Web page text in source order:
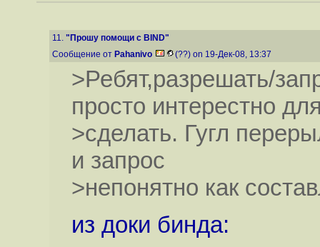
11. "Прошу помощи с BIND"
Сообщение от Pahanivo (??) on 19-Дек-08, 13:37
>Ребят,разрешать/
просто интерестно
>сделать. Гугл
и запрос
>непонятно как
из доки бинда: